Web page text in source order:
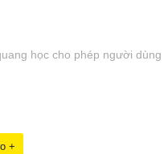
học cho phép người dùng
+